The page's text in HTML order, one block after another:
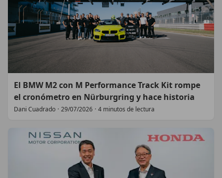
El BMW M2 con M Performance Track Kit rompe
el cronómetro en Nürburgring y hace historia
Dani Cuadrado · 29/07/2026 · 4 minutos de lectura